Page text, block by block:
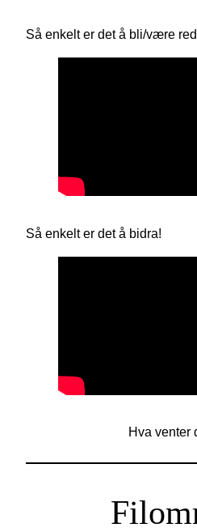
Så enkelt er det å bli/være
Så enkelt er det å bidra!
Hva venter